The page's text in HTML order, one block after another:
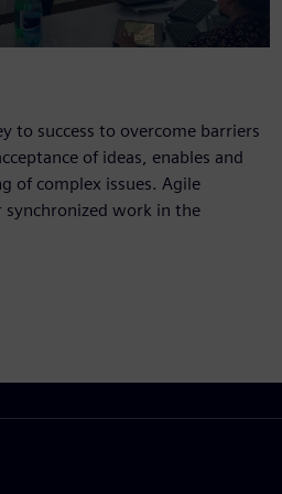
to success to overcome barriers
of ideas, enables and
of complex issues. Agile
work in the